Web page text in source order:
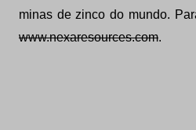
minas de zinco do mundo.
www.nexaresources.com.